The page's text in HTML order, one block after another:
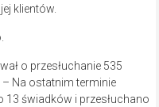
klientów.
o przesłuchanie 535
Na ostatnim terminie
13 świadków i przesłuchano